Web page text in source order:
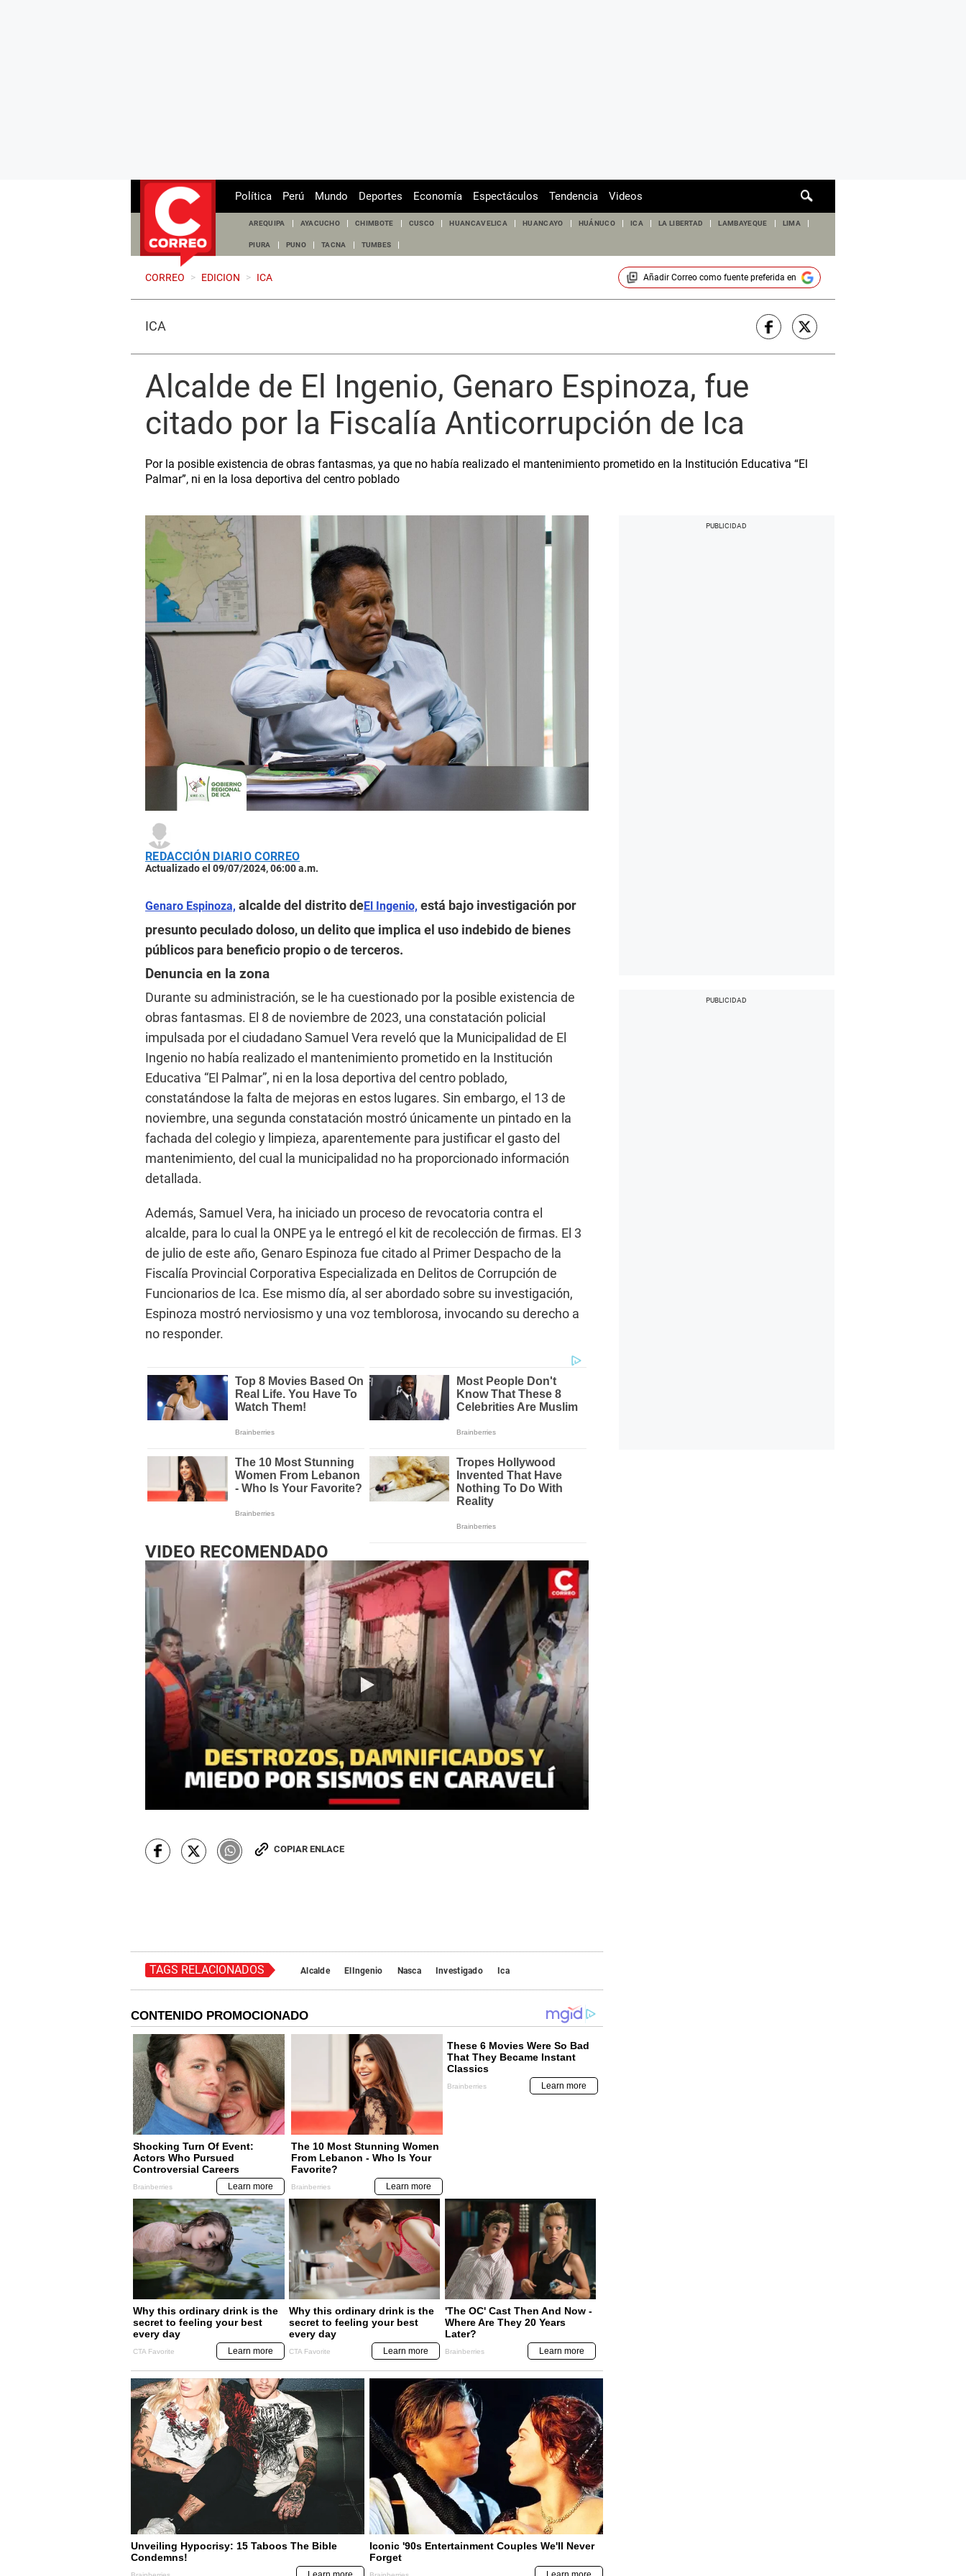
de
Política Perú Mundo Deportes Economía Espectáculos Tendencia Videos
AREQUIPA AYACUCHO CHIMBOTE CUSCO HUANCAVELICA HUANCAYO HUÁNUCO ICA LA LIBERTAD LAMBAYEQUE LIMA
PIURA PUNO TACNA TUMBES
CORREO > EDICION > ICA Añadir Correocomo fuente preferida en
ICA
Alcalde de El Ingenio, Genaro Espinoza, fue
citado por la Fiscalía Anticorrupción de Ica
Por la posible existencia de obras fantasmas, ya que no había realizado el mantenimiento prometido en la Institución Educativa “El
Palmar”, ni en la losa deportiva del centro poblado
REDACCIÓN DIARIO CORREO
Actualizado el 09/07/2024, 06:00 a.m.
Genaro Espinoza, alcalde del distrito deEl Ingenio, está bajo investigación por
presunto peculado doloso, un delito que implica el uso indebido de bienes
públicos para beneficio propio o de terceros.
Denuncia en la zona
Durante su administración, se le ha cuestionado por la posible existencia de
obras fantasmas. El 8 de noviembre de 2023, una constatación policial
impulsada por el ciudadano Samuel Vera reveló que la Municipalidad de El
Ingenio no había realizado el mantenimiento prometido en la Institución
Educativa “El Palmar”, ni en la losa deportiva del centro poblado,
constatándose la falta de mejoras en estos lugares. Sin embargo, el 13 de
noviembre, una segunda constatación mostró únicamente un pintado en la
fachada del colegio y limpieza, aparentemente para justificar el gasto del
mantenimiento, del cual la municipalidad no ha proporcionado información
detallada.
Además, Samuel Vera, ha iniciado un proceso de revocatoria contra el
alcalde, para lo cual la ONPE ya le entregó el kit de recolección de firmas. El 3
de julio de este año, Genaro Espinoza fue citado al Primer Despacho de la
Fiscalía Provincial Corporativa Especializada en Delitos de Corrupción de
Funcionarios de Ica. Ese mismo día, al ser abordado sobre su investigación,
Espinoza mostró nerviosismo y una voz temblorosa, invocando su derecho a
no responder.
VIDEO RECOMENDADO
COPIAR ENLACE
TAGS RELACIONADOS Alcalde ElIngenio Nasca Investigado Ica